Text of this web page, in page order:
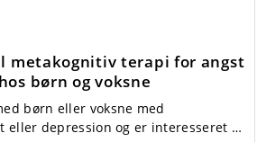
metakognitiv terapi for angst
børn og voksne
børn eller voksne med
eller depression og er interesseret i